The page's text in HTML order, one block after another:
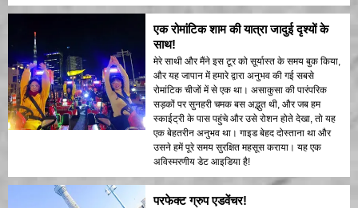
एक रोमांटिक शाम की यात्रा जादुई दृश्यों के
साथ!
मेरे साथी और मैंने इस टूर को सूर्यास्त के समय बुक किया,
और यह जापान में हमारे द्वारा अनुभव की गई सबसे
रोमांटिक चीजों में से एक था। असाकुसा की पारंपरिक
सड़कों पर सुनहरी चमक बस अद्भुत थी, और जब हम
स्काईट्री के पास पहुंचे और उसे रोशन होते देखा, तो यह
एक बेहतरीन अनुभव था। गाइड बेहद दोस्ताना था और
उसने हमें पूरे समय सुरक्षित महसूस कराया। यह एक
अविस्मरणीय डेट आइडिया है!
परफेक्ट ग्रुप एडवेंचर!